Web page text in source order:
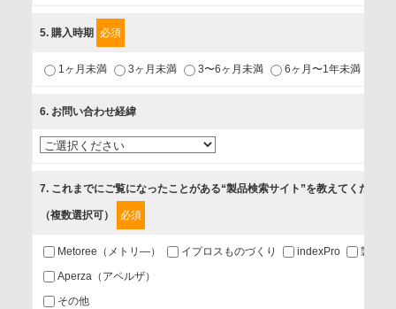
1.当社が取り扱う商品・サービスに関するご案内
2.当社が開催（主催・共催・協賛）するセミナーなど、各種イ
3.お客様の業務内容、及び興味、関心に応じた情報の提供
4.お客様満足度調査等のアンケートの依頼
第三者提供の有無
あり
a.個人情報の提供・利用目的
5. 購入時期 必須
1ヶ月未満 3ヶ月未満 3〜6ヶ月未満 6ヶ月〜1年未満
6. お問い合わせ経緯
7. これまでにご覧になったことがある“製品検索サイト”を教えてください
（複数選択可） 必須
Metoree（メトリ—） イプロスものづくり indexPro
製品ナ
Aperza（アペルザ）
その他